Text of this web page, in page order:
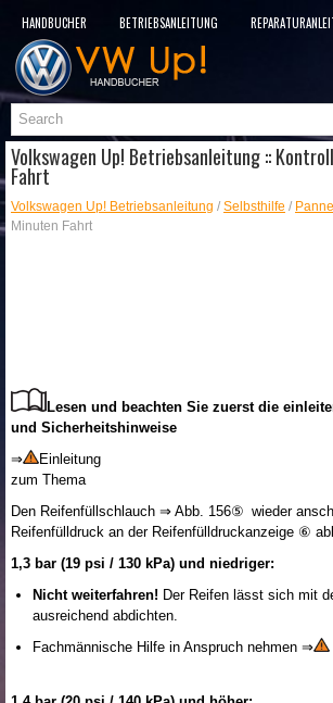
HANDBÜCHER BETRIEBSANLEITUNG
SITEMAP
Volkswagen Up! Betriebsanleitung ::
Fahrt
Volkswagen Up! Betriebsanleitung / Selbsthilfe /
Minuten Fahrt
Lesen und beachten Sie zuerst die
und Sicherheitshinweise
⇒
Einleitung
zum Thema
Den Reifenfüllschlauch ⇒ Abb. 156⑤ wieder
Reifenfülldruck an der Reifenfülldruckanzeige ⑥
1,3 bar (19 psi / 130 kPa) und niedriger:
Nicht weiterfahren! Der Reifen lässt sich mit
ausreichend abdichten.
Fachmännische Hilfe in Anspruch nehmen ⇒